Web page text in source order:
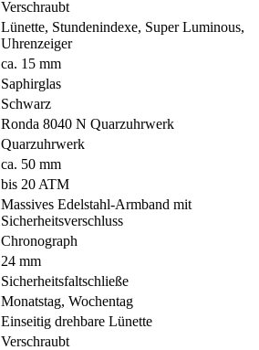
Verschraubt
Lünette, Stundenindexe, Super Luminous,
Uhrenzeiger
ca. 15 mm
Saphirglas
Schwarz
Ronda 8040 N Quarzuhrwerk
Quarzuhrwerk
ca. 50 mm
bis 20 ATM
Massives Edelstahl-Armband mit
Sicherheitsverschluss
Chronograph
24 mm
Sicherheitsfaltschließe
Monatstag, Wochentag
Einseitig drehbare Lünette
Verschraubt